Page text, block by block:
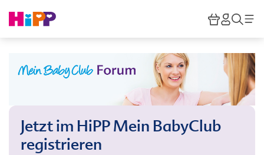
HiPP
Jetzt im HiPP Mein BabyClub
registrieren